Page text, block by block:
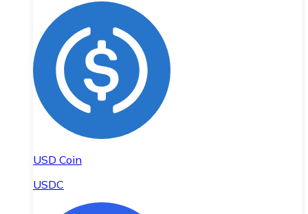
USD Coin
USDC